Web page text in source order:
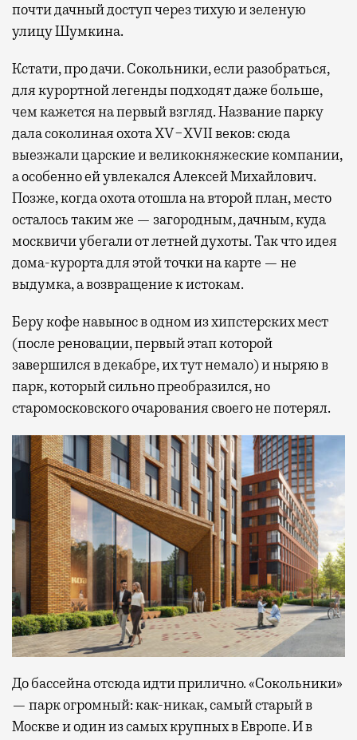
почти дачный доступ через тихую и зеленую
улицу Шумкина.
Кстати, про дачи. Сокольники, если разобраться,
для курортной легенды подходят даже больше,
чем кажется на первый взгляд. Название парку
дала соколиная охота XV−XVII веков: сюда
выезжали царские и великокняжеские компании,
а особенно ей увлекался Алексей Михайлович.
Позже, когда охота отошла на второй план, место
осталось таким же — загородным, дачным, куда
москвичи убегали от летней духоты. Так что идея
дома-курорта для этой точки на карте — не
выдумка, а возвращение к истокам.
Беру кофе навынос в одном из хипстерских мест
(после реновации, первый этап которой
завершился в декабре, их тут немало) и ныряю в
парк, который сильно преобразился, но
старомосковского очарования своего не потерял.
До бассейна отсюда идти прилично. «Сокольники»
— парк огромный: как-никак, самый старый в
Москве и один из самых крупных в Европе. И в